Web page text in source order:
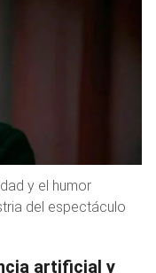
y el humor
del espectáculo
artificial y